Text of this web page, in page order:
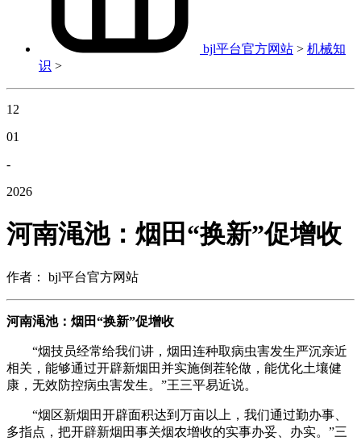
bjl平台官方网站 > 机械知
识 >
12
01
-
2026
河南渑池：烟田“换新”促增收
作者： bjl平台官方网站
河南渑池：烟田“换新”促增收
“烟技员经常给我们讲，烟田连种取病虫害发生严沉亲近
相关，能够通过开辟新烟田并实施倒茬轮做，能优化土壤健
康，无效防控病虫害发生。”王三平易近说。
“烟区新烟田开辟面积达到万亩以上，我们通过勤办事、
多指点，把开辟新烟田事关烟农增收的实事办妥、办实。”三